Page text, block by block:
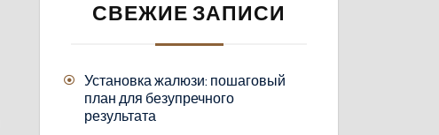
СВЕЖИЕ ЗАПИСИ
Установка жалюзи: пошаговый
план для безупречного
результата